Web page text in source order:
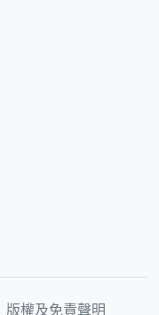
版權及免責聲明